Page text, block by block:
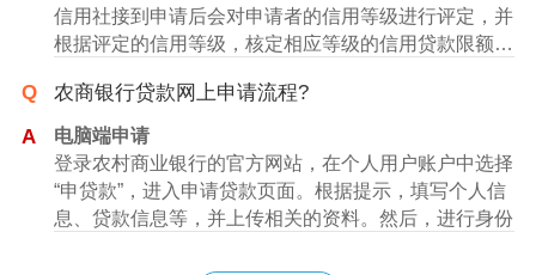
信用社接到申请后会对申请者的信用等级进行评定，并
根据评定的信用等级，核定相应等级的信用贷款限额，
《贷款证》及有效身份证件，直接到农村信用社申请办
理。农村信用社在接到贷款申请时，要对贷款用途及额
度进行审核，审核合格即可发放贷款。
Q
农商银行贷款网上申请流程?
A
电脑端申请
登录农村商业银行的官方网站，在个人用户账户中选择
“申贷款”，进入申请贷款页面。根据提示，填写个人信
息、贷款信息等，并上传相关的资料。然后，进行身份